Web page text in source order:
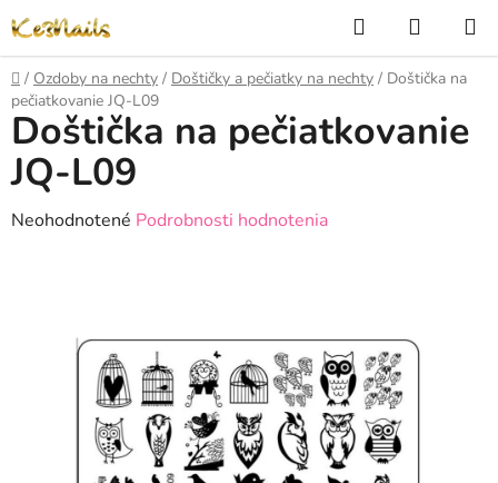
na
obsah
Hľadať
KOŠÍK
Domov
/ Ozdoby na nechty / Doštičky a pečiatky na nechty / Doštička na
pečiatkovanie JQ-L09
Doštička na pečiatkovanie
JQ-L09
Priemerné
hviezdičiek.
Neohodnotené Podrobnosti hodnotenia